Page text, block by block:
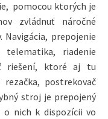
pomocou ktorých je
zvládnuť náročné
prepojenie
riadenie
riešení, ktoré aj tu
postrekovač
stroj je prepojený
nich k dispozícii vo